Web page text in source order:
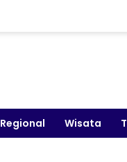
Regional Wisata